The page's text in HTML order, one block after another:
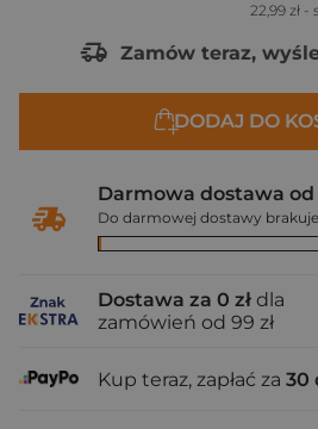
22,99 zł -
Zamów teraz,
DODAJ DO
Darmowa dostawa od
Do darmowej dostawy brakuje
Dostawa za 0 zł dla
zamówień od 99 zł
Kup teraz, zapłać za 30